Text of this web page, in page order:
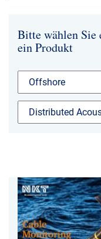
Bitte wählen Sie
ein Produkt